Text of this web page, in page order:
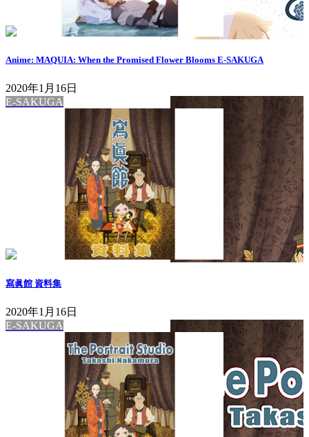
Anime: MAQUIA: When the Promised Flower Blooms E-SAKUGA
2020年1月16日
E-SAKUGA
寫眞館 資料集
2020年1月16日
E-SAKUGA